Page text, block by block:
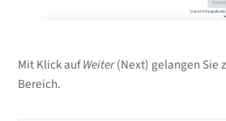
Mit Klick aufWeiter(Next) gelangen Sie
Bereich.